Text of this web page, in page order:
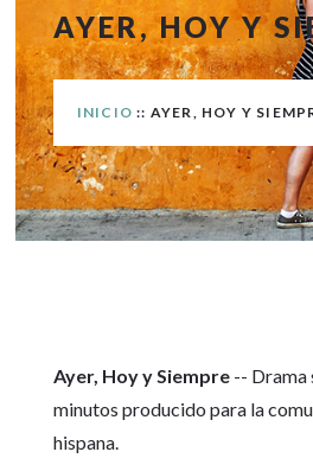
AYER, HOY Y
INICIO :: AYER, HOY Y
Ayer, Hoy y Siempre-- Drama
minutos producido para la
hispana.